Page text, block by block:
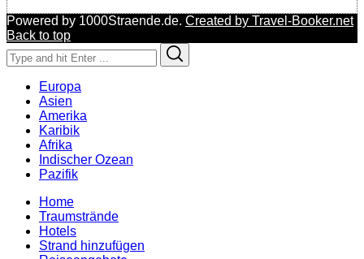
Powered by 1000Straende.de. Created by Travel-Booker.net
Back to top
Search
for:
Europa
Asien
Amerika
Karibik
Afrika
Indischer Ozean
Pazifik
Home
Traumstrände
Hotels
Strand hinzufügen